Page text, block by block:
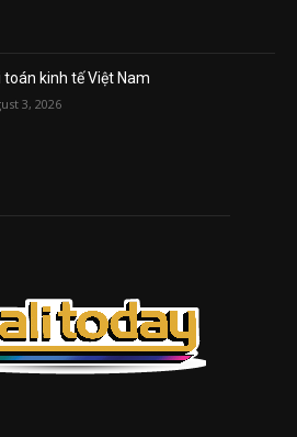
toán kinh tế Việt Nam
3, 2026